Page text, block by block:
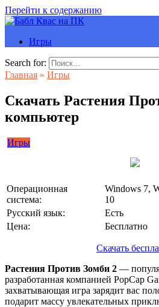
Перейти к содержанию
Игры
Search for:
Главная » Игры
Скачать Растения
компьютер
Игры
Операционная
система:
Windows 7,
10
Русский язык:
Есть
Цена:
Бесплатно
Скачать
Растения Против Зомби 2 —
разработанная компанией PopCap
захватывающая игра зарядит вас
подарит массу увлекательных